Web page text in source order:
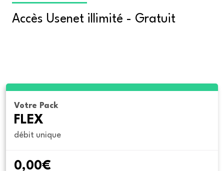
Accès Usenet illimité - Gratuit
Votre Pack
FLEX
débit unique
0,00€